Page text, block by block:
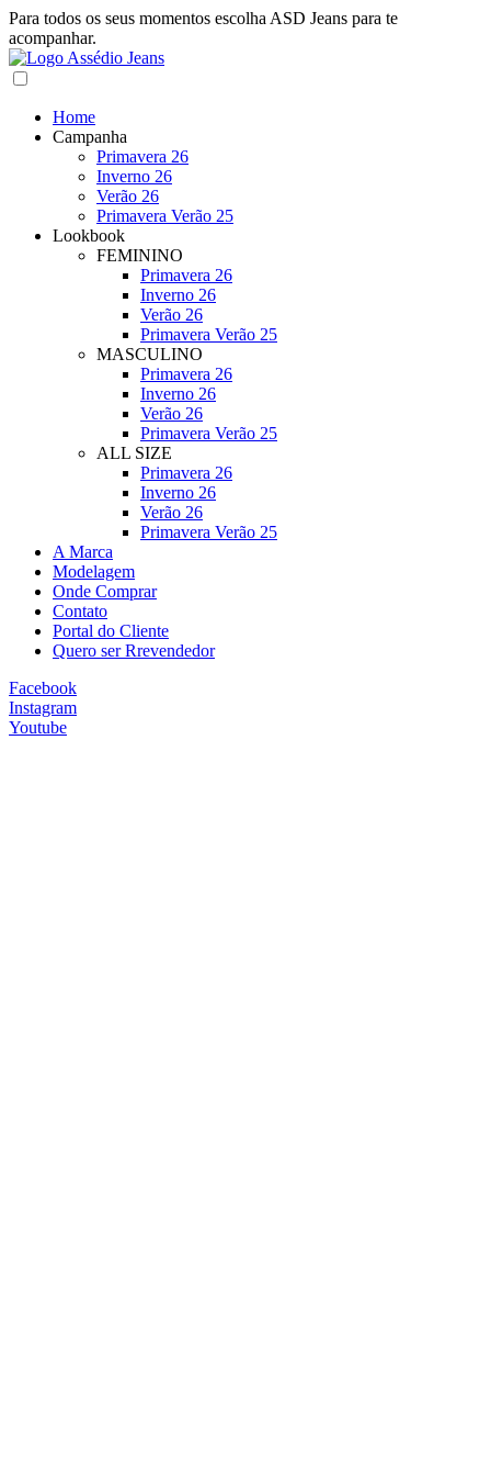
Para todos os seus momentos escolha ASD Jeans para te
acompanhar.
Home
Campanha
Primavera 26
Inverno 26
Verão 26
Primavera Verão 25
Lookbook
FEMININO
Primavera 26
Inverno 26
Verão 26
Primavera Verão 25
MASCULINO
Primavera 26
Inverno 26
Verão 26
Primavera Verão 25
ALL SIZE
Primavera 26
Inverno 26
Verão 26
Primavera Verão 25
A Marca
Modelagem
Onde Comprar
Contato
Portal do Cliente
Quero ser Rrevendedor
Facebook
Instagram
Youtube